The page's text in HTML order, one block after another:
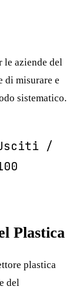
le aziende del
di misurare e
sistematico.
Usciti /
Plastica
plastica
del